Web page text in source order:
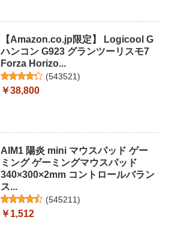
【Amazon.co.jp限定】 Logicool G
ハンコン G923 グランツーリスモ7
Forza Horizo...
(543521)
￥38,800
AIM1 陽炎 mini マウスパッド ゲー
ミング ゲーミングマウスパッド
340×300×2mm コントロールバラン
ス...
(545211)
￥1,512